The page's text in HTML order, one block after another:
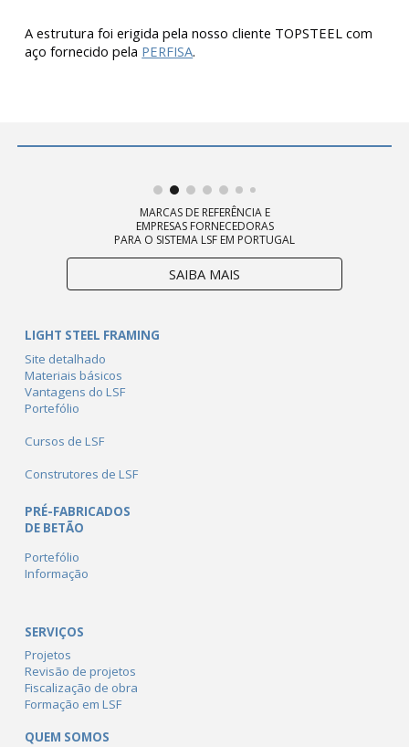
A estrutura foi erigida pela nosso cliente TOPSTEEL com
aço fornecido pela PERFISA.
MARCAS DE REFERÊNCIA E
EMPRESAS FORNECEDORAS
PARA O SISTEMA LSF EM PORTUGAL
SAIBA MAIS
LIGHT STEEL FRAMING
Site detalhado
Materiais básicos
Vantagens do LSF
Portefólio
Cursos de LSF
Construtores de LSF
PRÉ-FABRICADOS
DE BETÃO
Portefólio
Informação
SERVIÇOS
Projetos
Revisão de projetos
Fiscalização de obra
Formação em LSF
QUEM SOMOS